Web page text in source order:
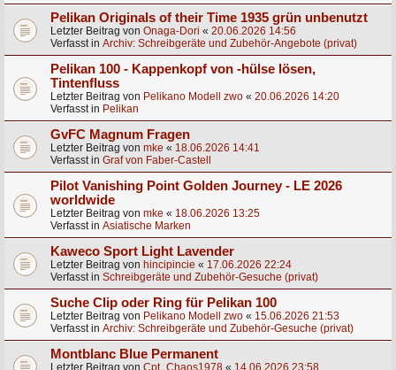
Pelikan Originals of their Time 1935 grün unbenutzt
Letzter Beitrag von Onaga-Dori « 20.06.2026 14:56
Verfasst in Archiv: Schreibgeräte und Zubehör-Angebote (privat)
Pelikan 100 - Kappenkopf von -hülse lösen,
Tintenfluss
Letzter Beitrag von Pelikano Modell zwo « 20.06.2026 14:20
Verfasst in Pelikan
GvFC Magnum Fragen
Letzter Beitrag von mke « 18.06.2026 14:41
Verfasst in Graf von Faber-Castell
Pilot Vanishing Point Golden Journey - LE 2026
worldwide
Letzter Beitrag von mke « 18.06.2026 13:25
Verfasst in Asiatische Marken
Kaweco Sport Light Lavender
Letzter Beitrag von hincipincie « 17.06.2026 22:24
Verfasst in Schreibgeräte und Zubehör-Gesuche (privat)
Suche Clip oder Ring für Pelikan 100
Letzter Beitrag von Pelikano Modell zwo « 15.06.2026 21:53
Verfasst in Archiv: Schreibgeräte und Zubehör-Gesuche (privat)
Montblanc Blue Permanent